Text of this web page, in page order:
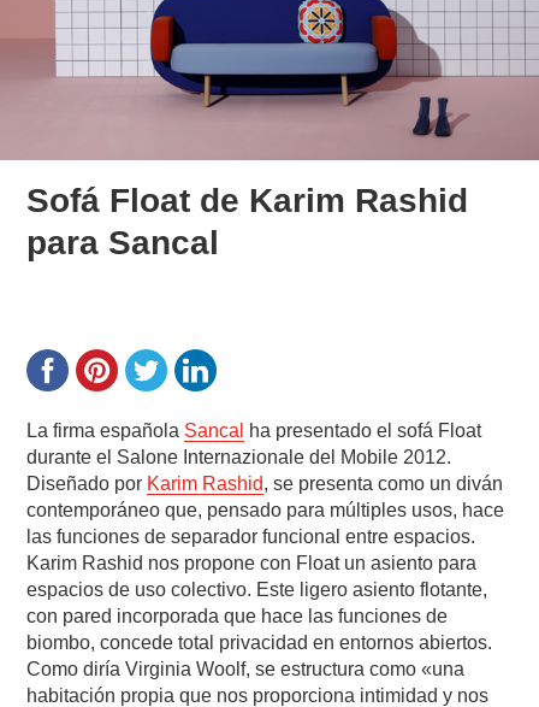
Sofá Float de Karim Rashid
para Sancal
La firma española Sancal
ha presentado el sofá Float
durante el Salone Internazionale del Mobile 2012.
Diseñado por Karim Rashid, se presenta como un diván
contemporáneo que, pensado para múltiples usos, hace
las funciones de separador funcional entre espacios.
Karim Rashid nos propone con Float un asiento para
espacios de uso colectivo. Este ligero asiento flotante,
con pared incorporada que hace las funciones de
biombo, concede total privacidad en entornos abiertos.
Como diría Virginia Woolf, se estructura como «una
habitación propia que nos proporciona intimidad y nos